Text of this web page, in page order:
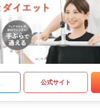
公式サイト